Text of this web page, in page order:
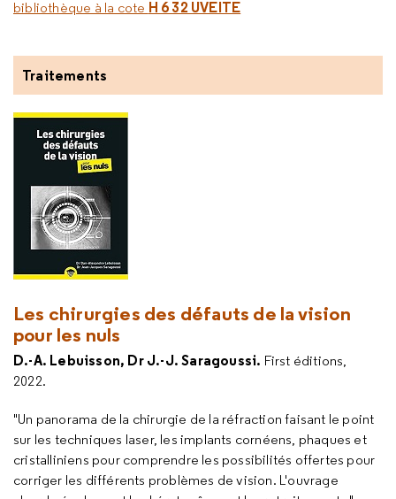
bibliothèque à la cote H 6 32 UVEITE
Traitements
Les chirurgies des défauts de la vision
pour les nuls
D.-A. Lebuisson, Dr J.-J. Saragoussi. First éditions,
2022.
"Un panorama de la chirurgie de la réfraction faisant le point
sur les techniques laser, les implants cornéens, phaques et
cristalliniens pour comprendre les possibilités offertes pour
corriger les différents problèmes de vision. L'ouvrage